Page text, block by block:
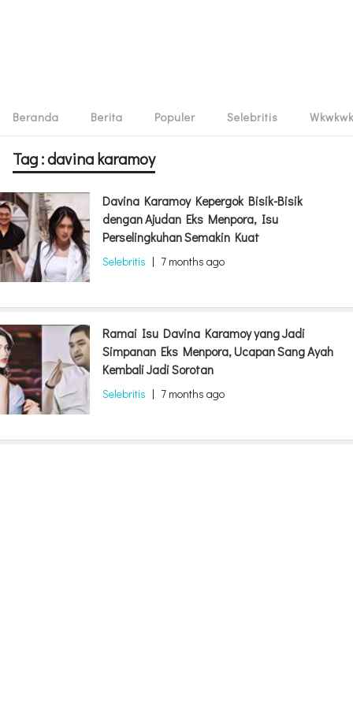
Beranda Berita Populer Selebritis Wkwkwk
Tag : davina karamoy
Davina Karamoy Kepergok Bisik-Bisik
dengan Ajudan Eks Menpora, Isu
Perselingkuhan Semakin Kuat
Selebritis | 7 months ago
Ramai Isu Davina Karamoy yang Jadi
Simpanan Eks Menpora, Ucapan Sang Ayah
Kembali Jadi Sorotan
Selebritis | 7 months ago